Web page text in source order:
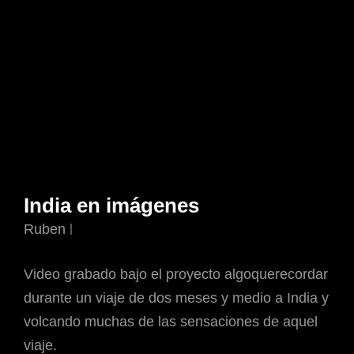
India en imágenes
Ruben
Video grabado bajo el proyecto algoquerecordar
durante un viaje de dos meses y medio a India y
volcando muchas de las sensaciones de aquel
viaje.